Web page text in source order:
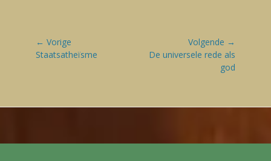
Bericht
navigatie
← Vorige
Vorige
Staatsatheïsme
Volgende →
Volgende
De universele rede als
god